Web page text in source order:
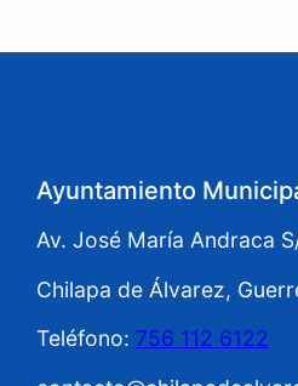
Ayuntamiento
Av. José María Andraca
Chilapa de Álvarez,
Teléfono: 756 112 6122